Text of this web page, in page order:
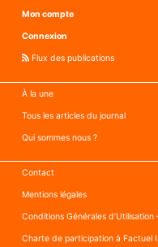
Mon compte
Connexion
Flux des publications
À la une
Tous les articles du journal
Qui sommes nous ?
Contact
Mentions légales
Conditions Générales
Charte de participation à Factuel